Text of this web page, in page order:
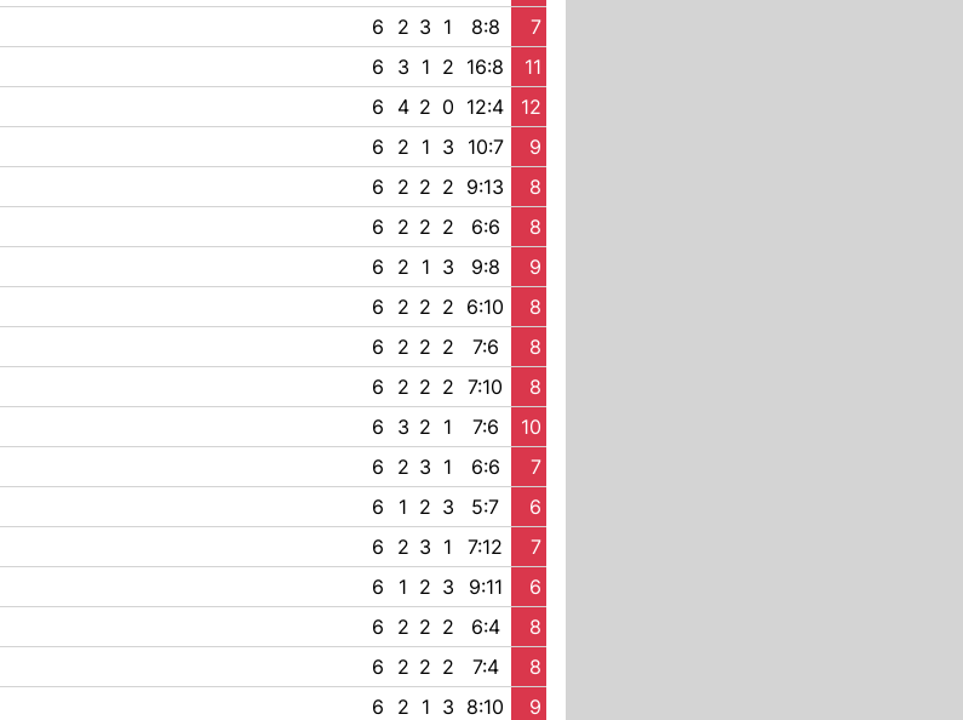
6 2 3 1 8:8
7
6 3 1 2 16:8
11
6 4 2 0 12:4
12
6 2 1 3 10:7
9
6 2 2 2 9:13
8
6 2 2 2 6:6
8
6 2 1 3 9:8
9
6 2 2 2 6:10
8
6 2 2 2 7:6
8
6 2 2 2 7:10
8
6 3 2 1 7:6
10
6 2 3 1 6:6
7
6 1 2 3 5:7
6
6 2 3 1 7:12
7
6 1 2 3 9:11
6
6 2 2 2 6:4
8
6 2 2 2 7:4
8
6 2 1 3 8:10
9